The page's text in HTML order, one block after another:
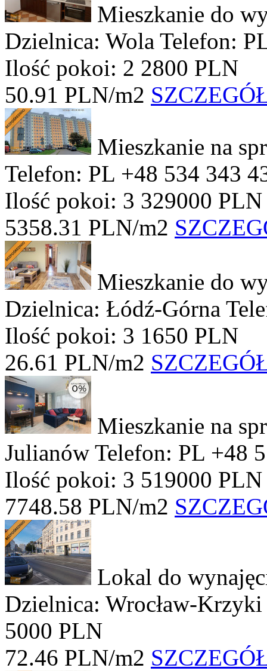
Mieszkanie do
Dzielnica: Wola Telefon:
Ilość pokoi: 2 2800 PLN
50.91 PLN/m2
Mieszkanie na
Telefon: PL +48 534 343
Ilość pokoi: 3 329000 PLN
5358.31 PLN/m2
Mieszkanie do
Dzielnica: Łódź-Górna
Ilość pokoi: 3 1650 PLN
26.61 PLN/m2
Mieszkanie na
Julianów Telefon: PL +48
Ilość pokoi: 3 519000 PLN
7748.58 PLN/m2
Lokal do
Dzielnica: Wrocław-Krzyki
5000 PLN
72.46 PLN/m2